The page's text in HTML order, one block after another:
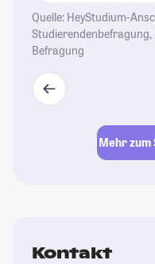
Quelle: HeyStudium-
Befragung
Mehr zum
Kontakt